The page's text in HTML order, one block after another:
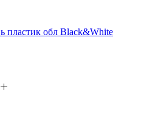
пластик обл Black&White